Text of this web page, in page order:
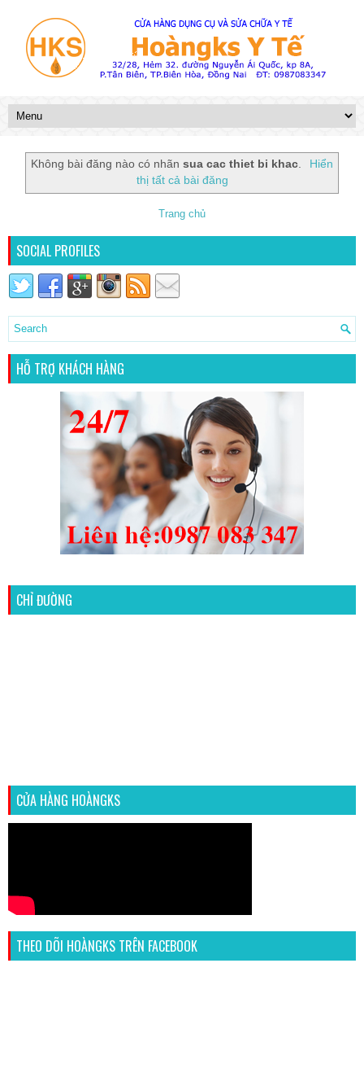
Không bài đăng nào có nhãnsua cac thiet bi khac.
Hiển
thị tất cả bài đăng
Trang chủ
SOCIAL PROFILES
HỖ TRỢ KHÁCH HÀNG
CHỈ ĐƯỜNG
CỬA HÀNG HOÀNGKS
THEO DÕI HOÀNGKS TRÊN FACEBOOK